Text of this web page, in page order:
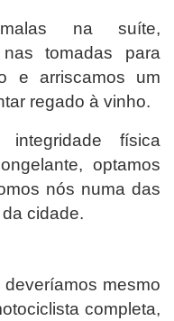
na suíte,
tomadas para
e arriscamos um
regado à vinho.
física
optamos
nós numa das
cidade.
mesmo
completa,